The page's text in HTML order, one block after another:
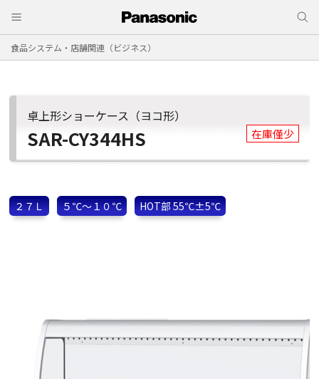
食品システム・店舗関連（ビジネス）
卓上形ショーケース（ヨコ形）
SAR-CY344HS 在庫僅少
２７Ｌ ５℃～１０℃ HOT部 55℃±5℃